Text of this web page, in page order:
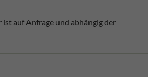
auf Anfrage und abhängig der